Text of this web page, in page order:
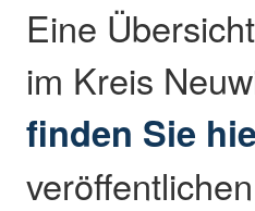
Eine
im Kreis
finden Sie